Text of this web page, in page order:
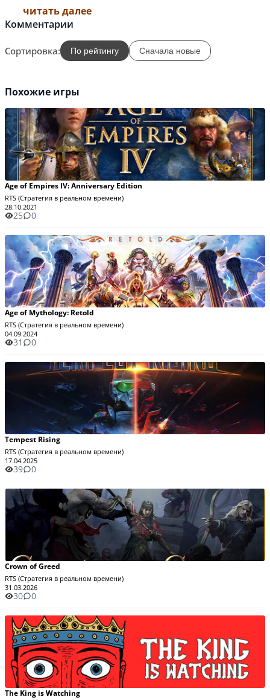
читать далее
Комментарии
Сортировка: По рейтингу Сначала новые
Похожие игры
Age of Empires IV: Anniversary Edition
RTS (Стратегия в реальном времени)
28.10.2021
25 0
Age of Mythology: Retold
RTS (Стратегия в реальном времени)
04.09.2024
31 0
Tempest Rising
RTS (Стратегия в реальном времени)
17.04.2025
39 0
Crown of Greed
RTS (Стратегия в реальном времени)
31.03.2026
30 0
The King is Watching